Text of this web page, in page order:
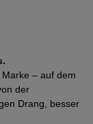
– auf dem
der
Drang, besser